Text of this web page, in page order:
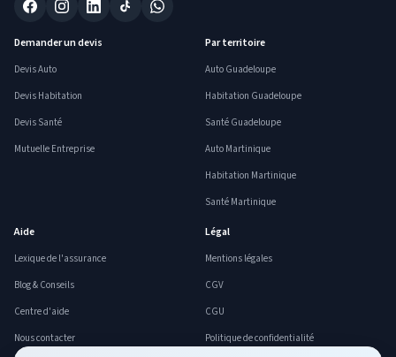
Demander un devis
Devis Auto
Devis Habitation
Devis Santé
Mutuelle Entreprise
Par territoire
Auto Guadeloupe
Habitation Guadeloupe
Santé Guadeloupe
Auto Martinique
Habitation Martinique
Santé Martinique
Aide
Lexique de l'assurance
Blog & Conseils
Centre d'aide
Nous contacter
Légal
Mentions légales
CGV
CGU
Politique de confidentialité